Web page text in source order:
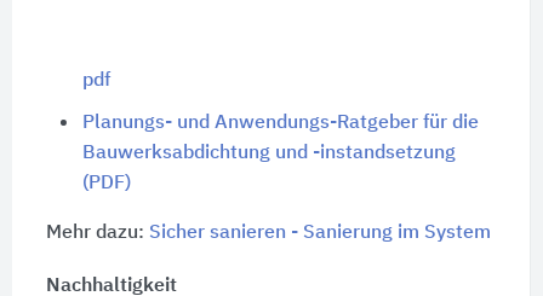
pdf
Planungs- und Anwendungs-Ratgeber für die
Bauwerksabdichtung und -instandsetzung
(PDF)
Mehr dazu: Sicher sanieren - Sanierung im System
Nachhaltigkeit